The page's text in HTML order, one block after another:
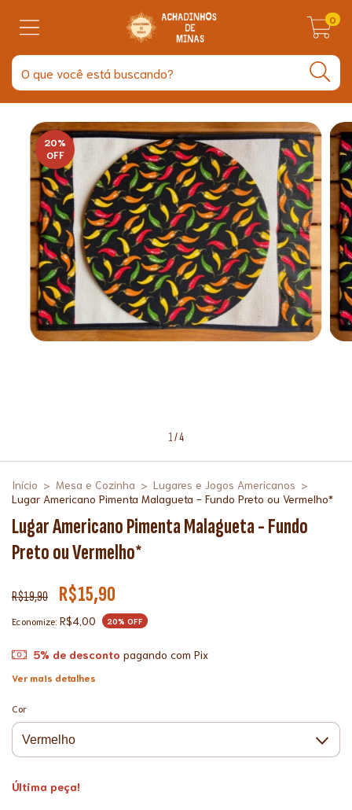
0
20%
OFF
1/4
Início > Mesa e Cozinha > Lugares e Jogos Americanos >
Lugar Americano Pimenta Malagueta - Fundo Preto ou Vermelho*
Lugar Americano Pimenta Malagueta - Fundo
Preto ou Vermelho*
R$19,90 R$15,90
Economize: R$4,00 20% OFF
5% de desconto pagando com Pix
Ver mais detalhes
Cor
Última peça!